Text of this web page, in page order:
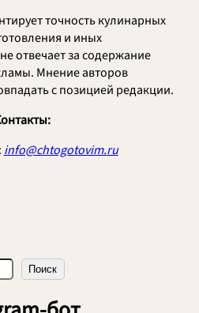
точность кулинарных
и иных
отвечает за содержание
Мнение авторов
с позицией редакции.
info@chtogotovim.ru
П
о
и
Поиск